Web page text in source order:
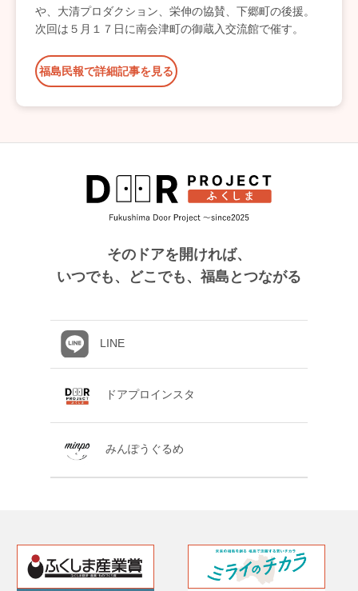
や、大清プロダクション、栄伸の協賛、下郷町の後援。
次回は５月１７日に南会津町の御蔵入交流館で催す。
福島民報で詳細記事を見る
そのドアを開ければ、
いつでも、どこでも、福島とつながる
LINE
ドアプロインスタ
みんぽうぐるめ